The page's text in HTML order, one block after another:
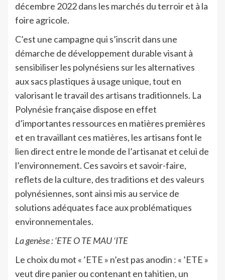
décembre 2022 dans les marchés du terroir et à la
foire agricole.
C’est une campagne qui s’inscrit dans une
démarche de développement durable visant à
sensibiliser les polynésiens sur les alternatives
aux sacs plastiques à usage unique, tout en
valorisant le travail des artisans traditionnels. La
Polynésie française dispose en effet
d’importantes ressources en matières premières
et en travaillant ces matières, les artisans font le
lien direct entre le monde de l’artisanat et celui de
l’environnement. Ces savoirs et savoir-faire,
reflets de la culture, des traditions et des valeurs
polynésiennes, sont ainsi mis au service de
solutions adéquates face aux problématiques
environnementales.
La genèse : ‘ETE O TE MAU ‘ITE
Le choix du mot « ’ETE » n’est pas anodin : « ’ETE »
veut dire panier ou contenant en tahitien, un